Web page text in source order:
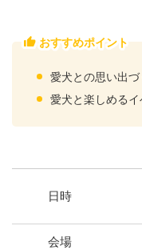
おすすめポイント
愛犬との思い出
愛犬と楽しめる
日時
会場